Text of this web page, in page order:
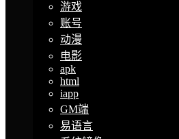
游戏
账号
动漫
电影
apk
html
iapp
GM端
易语言